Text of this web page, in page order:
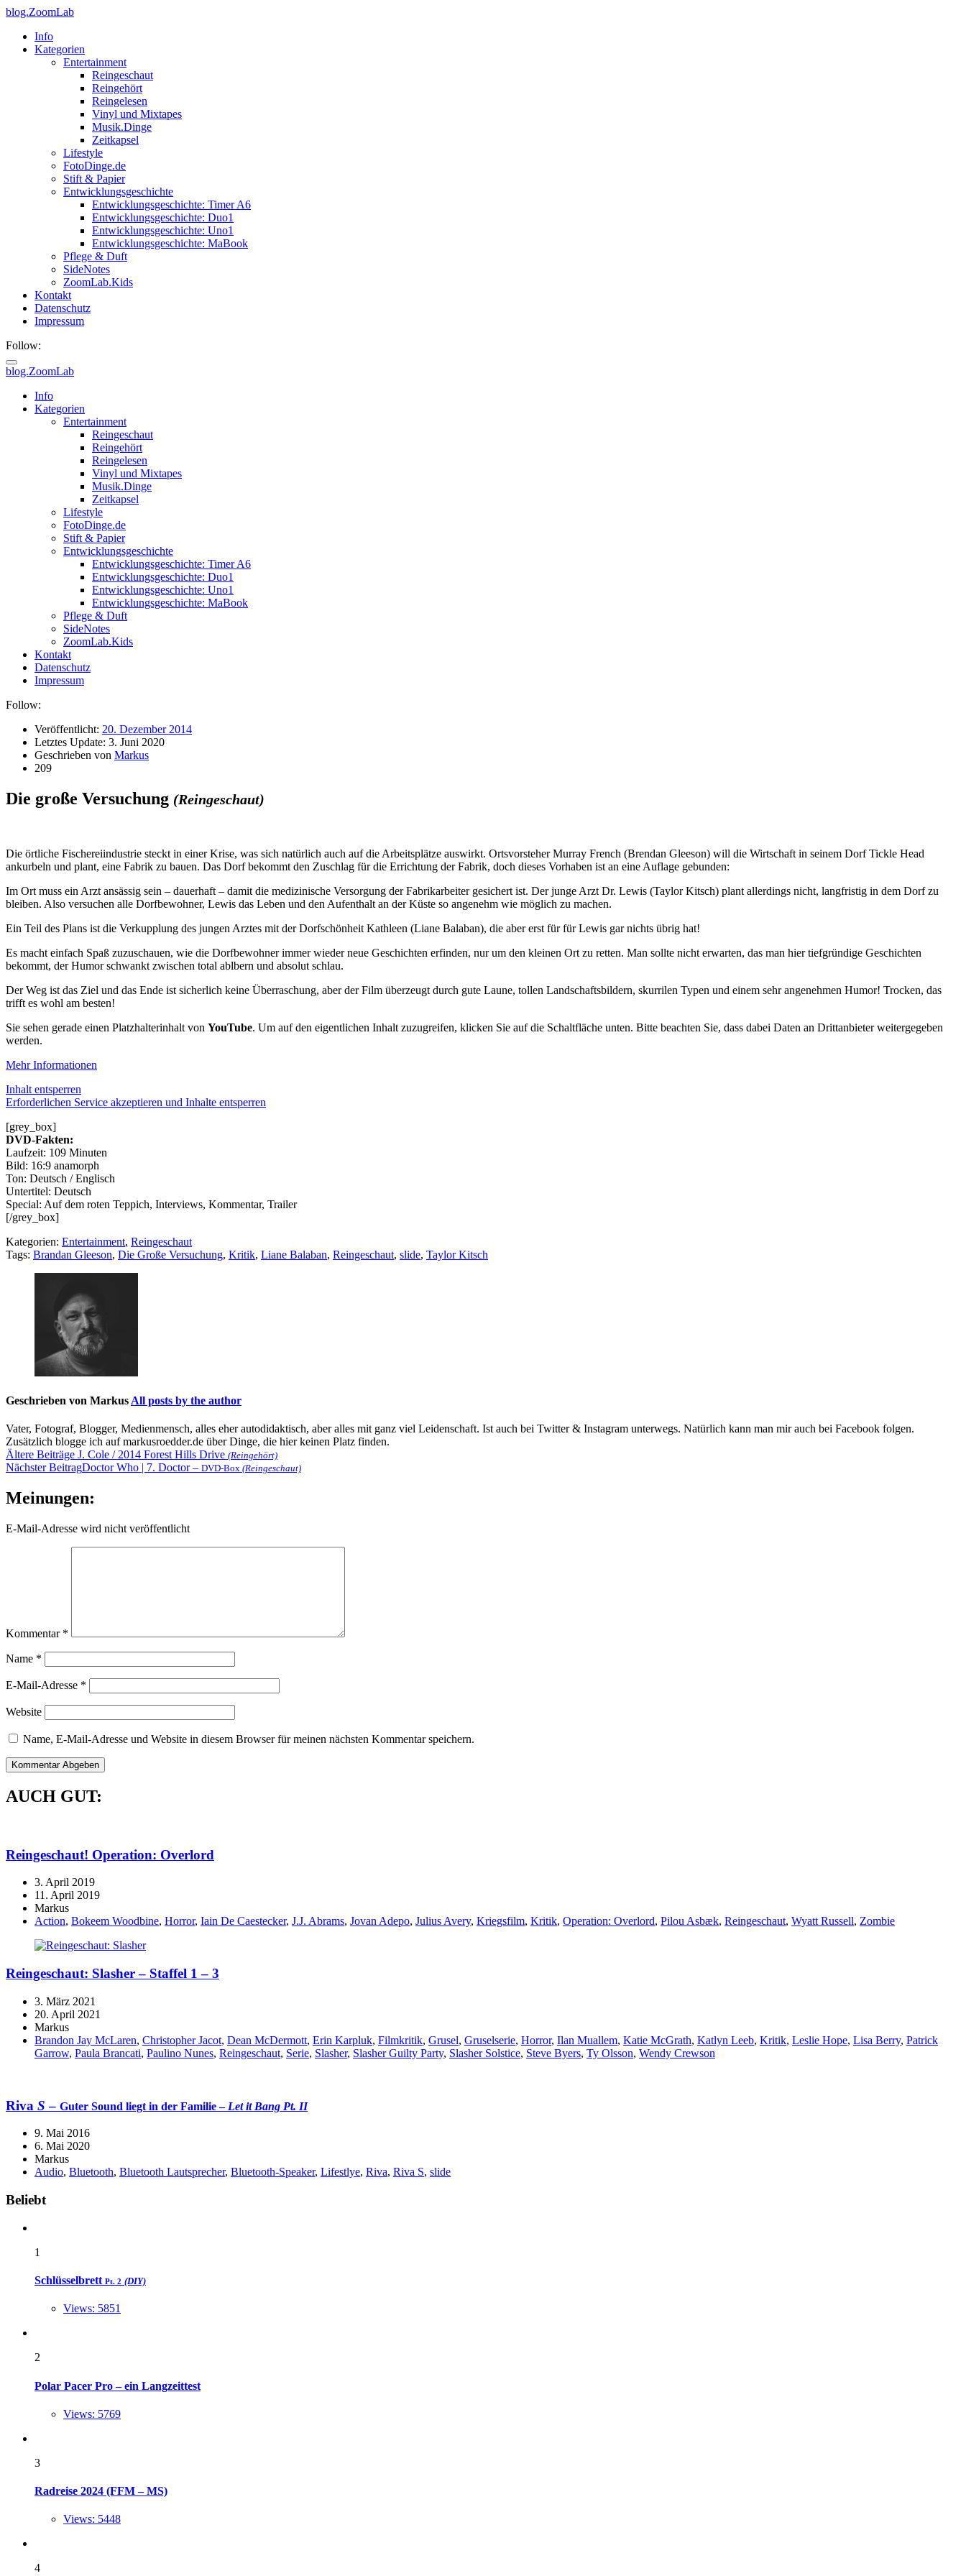
blog.ZoomLab
Info
Kategorien
Entertainment
Reingeschaut
Reingehört
Reingelesen
Vinyl und Mixtapes
Musik.Dinge
Zeitkapsel
Lifestyle
FotoDinge.de
Stift & Papier
Entwicklungsgeschichte
Entwicklungsgeschichte: Timer A6
Entwicklungsgeschichte: Duo1
Entwicklungsgeschichte: Uno1
Entwicklungsgeschichte: MaBook
Pflege & Duft
SideNotes
ZoomLab.Kids
Kontakt
Datenschutz
Impressum
Follow:
blog.ZoomLab
Info
Kategorien
Entertainment
Reingeschaut
Reingehört
Reingelesen
Vinyl und Mixtapes
Musik.Dinge
Zeitkapsel
Lifestyle
FotoDinge.de
Stift & Papier
Entwicklungsgeschichte
Entwicklungsgeschichte: Timer A6
Entwicklungsgeschichte: Duo1
Entwicklungsgeschichte: Uno1
Entwicklungsgeschichte: MaBook
Pflege & Duft
SideNotes
ZoomLab.Kids
Kontakt
Datenschutz
Impressum
Follow:
Veröffentlicht: 20. Dezember 2014
Letztes Update: 3. Juni 2020
Geschrieben von Markus
209
Die große Versuchung (Reingeschaut)
Die örtliche Fischereiindustrie steckt in einer Krise, was sich natürlich auch auf die Arbeitsplätze auswirkt. Ortsvorsteher Murray French (Brendan Gleeson) will die Wirtschaft in seinem Dorf Tickle Head
ankurbeln und plant, eine Fabrik zu bauen. Das Dorf bekommt den Zuschlag für die Errichtung der Fabrik, doch dieses Vorhaben ist an eine Auflage gebunden:
Im Ort muss ein Arzt ansässig sein – dauerhaft – damit die medizinische Versorgung der Fabrikarbeiter gesichert ist. Der junge Arzt Dr. Lewis (Taylor Kitsch) plant allerdings nicht, langfristig in dem Dorf zu
bleiben. Also versuchen alle Dorfbewohner, Lewis das Leben und den Aufenthalt an der Küste so angenehm wie möglich zu machen.
Ein Teil des Plans ist die Verkupplung des jungen Arztes mit der Dorfschönheit Kathleen (Liane Balaban), die aber erst für für Lewis gar nichts übrig hat!
Es macht einfach Spaß zuzuschauen, wie die Dorfbewohner immer wieder neue Geschichten erfinden, nur um den kleinen Ort zu retten. Man sollte nicht erwarten, das man hier tiefgründige Geschichten
bekommt, der Humor schwankt zwischen total ablbern und absolut schlau.
Der Weg ist das Ziel und das Ende ist sicherlich keine Überraschung, aber der Film überzeugt durch gute Laune, tollen Landschaftsbildern, skurrilen Typen und einem sehr angenehmen Humor! Trocken, das
trifft es wohl am besten!
Sie sehen gerade einen Platzhalterinhalt von YouTube. Um auf den eigentlichen Inhalt zuzugreifen, klicken Sie auf die Schaltfläche unten. Bitte beachten Sie, dass dabei Daten an Drittanbieter weitergegeben
werden.
Mehr Informationen
Inhalt entsperren
Erforderlichen Service akzeptieren und Inhalte entsperren
[grey_box]
DVD-Fakten:
Laufzeit: 109 Minuten
Bild: 16:9 anamorph
Ton: Deutsch / Englisch
Untertitel: Deutsch
Special: Auf dem roten Teppich, Interviews, Kommentar, Trailer
[/grey_box]
Kategorien: Entertainment, Reingeschaut
Tags: Brandan Gleeson, Die Große Versuchung, Kritik, Liane Balaban, Reingeschaut, slide, Taylor Kitsch
Geschrieben von Markus All posts by the author
Vater, Fotograf, Blogger, Medienmensch, alles eher autodidaktisch, aber alles mit ganz viel Leidenschaft. Ist auch bei Twitter & Instagram unterwegs. Natürlich kann man mir auch bei Facebook folgen.
Zusätzlich blogge ich auf markusroedder.de über Dinge, die hier keinen Platz finden.
Beitragsnavigation
Ältere Beiträge J. Cole / 2014 Forest Hills Drive (Reingehört)
Nächster BeitragDoctor Who | 7. Doctor – DVD-Box (Reingeschaut)
Meinungen:
E-Mail-Adresse wird nicht veröffentlicht
Kommentar *
Name *
E-Mail-Adresse *
Website
Name, E-Mail-Adresse und Website in diesem Browser für meinen nächsten Kommentar speichern.
AUCH GUT:
Reingeschaut! Operation: Overlord
3. April 2019
11. April 2019
Markus
Action, Bokeem Woodbine, Horror, Iain De Caestecker, J.J. Abrams, Jovan Adepo, Julius Avery, Kriegsfilm, Kritik, Operation: Overlord, Pilou Asbæk, Reingeschaut, Wyatt Russell, Zombie
Reingeschaut: Slasher – Staffel 1 – 3
3. März 2021
20. April 2021
Markus
Brandon Jay McLaren, Christopher Jacot, Dean McDermott, Erin Karpluk, Filmkritik, Grusel, Gruselserie, Horror, Ilan Muallem, Katie McGrath, Katlyn Leeb, Kritik, Leslie Hope, Lisa Berry, Patrick
Garrow, Paula Brancati, Paulino Nunes, Reingeschaut, Serie, Slasher, Slasher Guilty Party, Slasher Solstice, Steve Byers, Ty Olsson, Wendy Crewson
Riva S – Guter Sound liegt in der Familie – Let it Bang Pt. II
9. Mai 2016
6. Mai 2020
Markus
Audio, Bluetooth, Bluetooth Lautsprecher, Bluetooth-Speaker, Lifestlye, Riva, Riva S, slide
Widgets
Beliebt
1
Schlüsselbrett Pt. 2 (DIY)
Views: 5851
2
Polar Pacer Pro – ein Langzeittest
Views: 5769
3
Radreise 2024 (FFM – MS)
Views: 5448
4